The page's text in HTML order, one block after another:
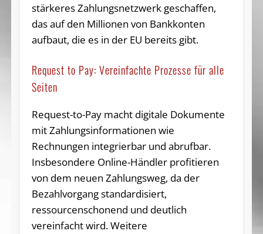
stärkeres Zahlungsnetzwerk geschaffen,
das auf den Millionen von Bankkonten
aufbaut, die es in der EU bereits gibt.
Request to Pay: Vereinfachte Prozesse für alle
Seiten
Request-to-Pay macht digitale Dokumente
mit Zahlungsinformationen wie
Rechnungen integrierbar und abrufbar.
Insbesondere Online-Händler profitieren
von dem neuen Zahlungsweg, da der
Bezahlvorgang standardisiert,
ressourcenschonend und deutlich
vereinfacht wird. Weitere